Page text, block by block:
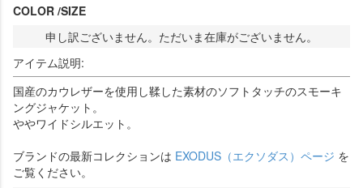
COLOR SIZE
申し訳ございません。ただいま在庫がございません。
アイテム説明:
国産のカウレザーを使用し鞣した素材のソフトタッチのスモーキ
ングジャケット。
ややワイドシルエット。
ブランドの最新コレクションは EXODUS（エクソダス）ページ を
ご覧ください。